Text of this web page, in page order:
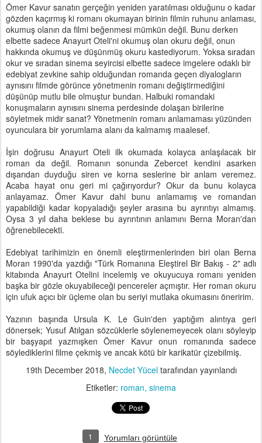
Ömer Kavur sanatın gerçeğin yeniden yaratılması olduğunu o kadar
gözden kaçırmış ki romanı okumayan birinin filmin ruhunu anlaması,
okumuş olanın da filmi beğenmesi mümkün değil. Bunu derken
elbette sadece Anayurt Oteli'ni okumuş olan okuru değil, onun
hakkında okumuş ve düşünmüş okuru kastediyorum. Yoksa sıradan
okur ve sıradan sinema seyircisi elbette sadece imgelere odaklı bir
edebiyat zevkine sahip olduğundan romanda geçen diyalogların
aynısını filmde görünce yönetmenin romanı değiştirmediğini
düşünüp mutlu bile olmuştur bundan. Halbuki romandaki
konuşmaların aynısını sinema perdesinde dolaşan birilerine
söyletmek midir sanat? Yönetmenin romanı anlamaması yüzünden
oyunculara bir yorumlama alanı da kalmamış maalesef.
İşin doğrusu Anayurt Oteli ilk okumada kolayca anlaşılacak bir
roman da değil. Romanın sonunda Zebercet kendini asarken
dışarıdan duyduğu siren ve korna seslerine bir anlam veremez.
Acaba hayat onu geri mi çağırıyordur? Okur da bunu kolayca
anlayamaz. Ömer Kavur dahi bunu anlamamış ve romandan
yapabildiği kadar kopyaladığı şeyler arasına bu ayrıntıyı almamış.
Oysa 3 yıl daha beklese bu ayrıntının anlamını Berna Moran'dan
öğrenebilecekti.
Edebiyat tarihimizin en önemli eleştirmenlerinden biri olan Berna
Moran 1990'da yazdığı "Türk Romanına Eleştirel Bir Bakış - 2" adlı
kitabında Anayurt Otelini incelemiş ve okuyucuya romanı yeniden
başka bir gözle okuyabileceği pencereler açmıştır. Her roman okuru
için ufuk açıcı bir üçleme olan bu seriyi mutlaka okumasını öneririm.
Yazının başında Ursula K. Le Guin'den yaptığım alıntıya geri
dönersek; Yusuf Atılgan sözcüklerle söylenemeyecek olanı söyleyip
bir başyapıt yazmışken Ömer Kavur onun romanında sadece
söylediklerini filme çekmiş ve ancak kötü bir karikatür çizebilmiş.
19th December 2018, Necdet Yüceltarafından yayınlandı
Etiketler: roman sinema
1 Yorumları görüntüle